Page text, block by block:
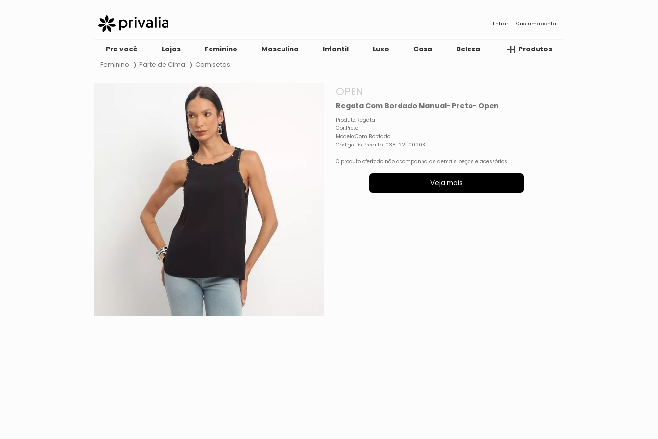
Entrar Crie uma conta
Pra você Lojas Feminino Masculino Infantil Luxo Casa Beleza LiquidaProdutos
Feminino Parte de Cima Camisetas
OPEN
Regata Com Bordado Manual- Preto- Open
Produto:Regata
Cor:Preto
Modelo:Com Bordado
Código Do Produto: 038-22-00208
O produto ofertado não acompanha as demais peças e acessórios.
Veja mais